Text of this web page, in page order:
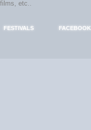
FESTIVALS FACEBOOK